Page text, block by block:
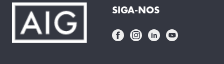
SIGA-NOS